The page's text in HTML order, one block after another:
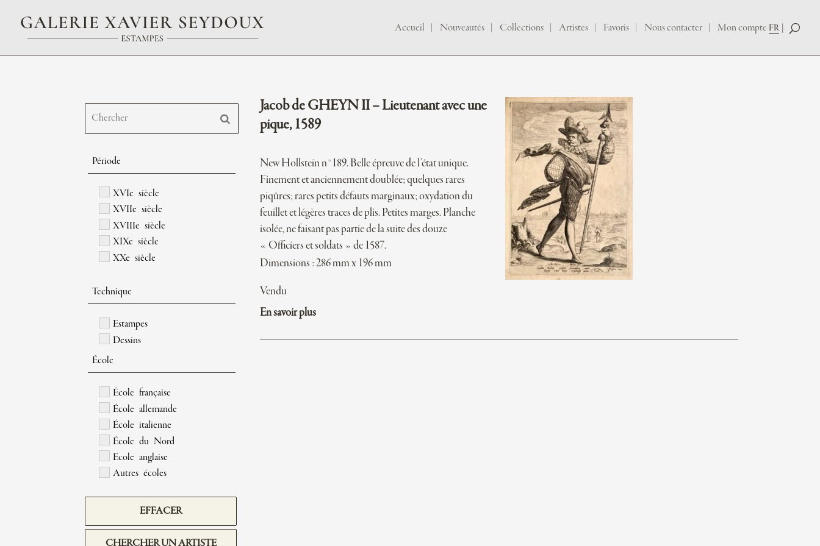
Accueil Nouveautés Collections Artistes Favoris Nous contacter Mon compte FR
Période
XVIe siècle
XVIIe siècle
XVIIIe siècle
XIXe siècle
XXe siècle
Technique
Estampes
Dessins
École
École française
École allemande
École italienne
École du Nord
Ecole anglaise
Autres écoles
EFFACER
CHERCHER UN ARTISTE
Jacob de GHEYN II – Lieutenant avec une
pique, 1589
New Hollstein n°189. Belle épreuve de l’état unique.
Finement et anciennement doublée; quelques rares
piqûres; rares petits défauts marginaux; oxydation du
feuillet et légères traces de plis. Petites marges. Planche
isolée, ne faisant pas partie de la suite des douze
« Officiers et soldats » de 1587.
Dimensions : 286 mm x 196 mm
Vendu
En savoir plus